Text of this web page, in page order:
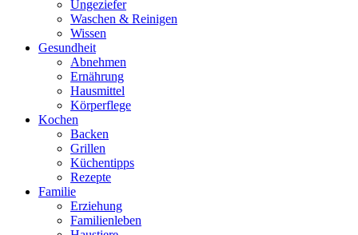
Ungeziefer
Waschen & Reinigen
Wissen
Gesundheit
Abnehmen
Ernährung
Hausmittel
Körperflege
Kochen
Backen
Grillen
Küchentipps
Rezepte
Familie
Erziehung
Familienleben